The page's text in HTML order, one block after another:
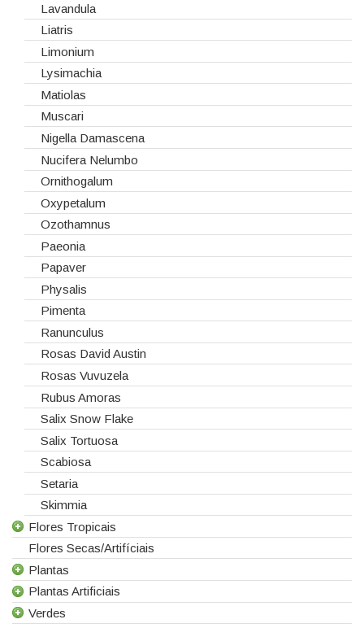
Monoflor
Phaleonopsis
Polianthes - Nardus
Rosas do Equador
Rosas da Holanda
Rosas Nacionais
Rosas Spray
Santini
Sedum
Viburnum
Vivaz
Lavandula
Liatris
Limonium
Lysimachia
Matiolas
Muscari
Nigella Damascena
Nucifera Nelumbo
Ornithogalum
Oxypetalum
Ozothamnus
Paeonia
Papaver
Physalis
Pimenta
Ranunculus
Rosas David Austin
Rosas Vuvuzela
Rubus Amoras
Salix Snow Flake
Salix Tortuosa
Scabiosa
Setaria
Skimmia
Flores Tropicais
Todas as Flores Tropicais
Alpinias
Berzelias
Brunias
Flores Secas/Artifíciais
Plantas
Todas as Plantas
Gerbera de Vaso
Plantas Artificiais
Todas as Plantas Artificiais
Verdes